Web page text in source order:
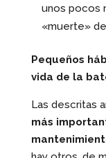
unos pocos
«muerte»
Pequeños
vida de la
Las descritas
más